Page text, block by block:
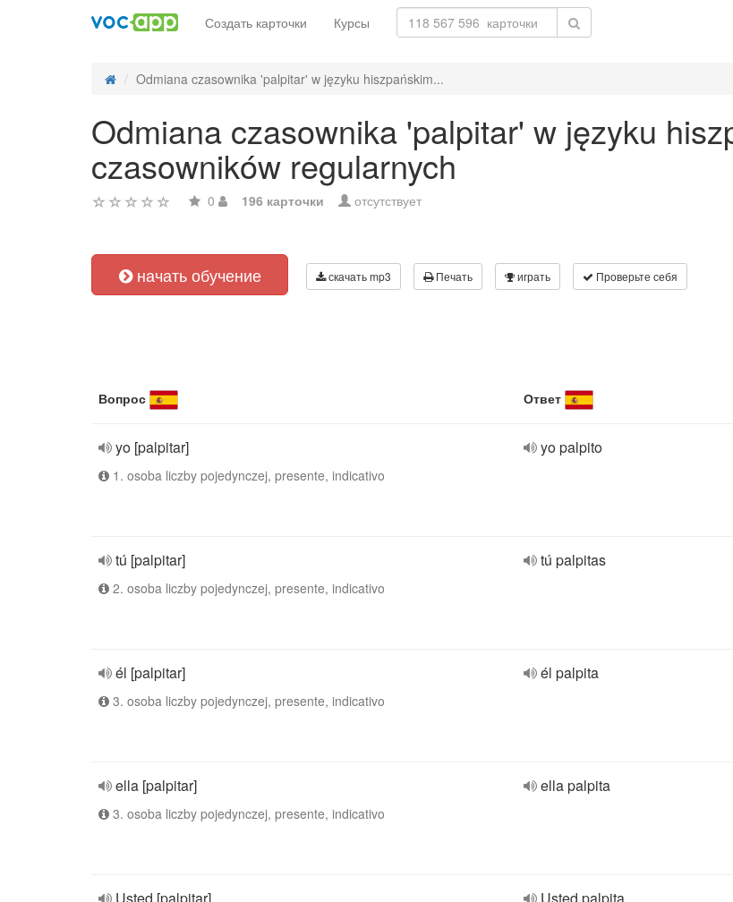
Создать карточки Курсы
Odmiana czasownika 'palpitar' w języku hiszpańskim...
Odmiana czasownika 'palpitar' w języku
czasowników regularnych
0 196 карточки отсутствует
начать обучение скачать mp3 Печать играть Проверьте себя
Вопрос Ответ
yo [palpitar]
1. osoba liczby pojedynczej, presente, indicativo
yo palpito
tú [palpitar]
2. osoba liczby pojedynczej, presente, indicativo
tú palpitas
él [palpitar]
3. osoba liczby pojedynczej, presente, indicativo
él palpita
ella [palpitar]
3. osoba liczby pojedynczej, presente, indicativo
ella palpita